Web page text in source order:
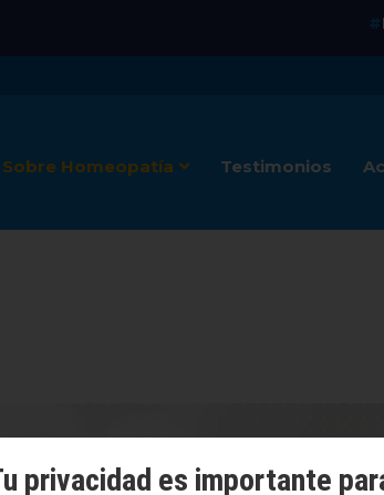
Sobre Homeopatía Testimonios
privacidad es importante